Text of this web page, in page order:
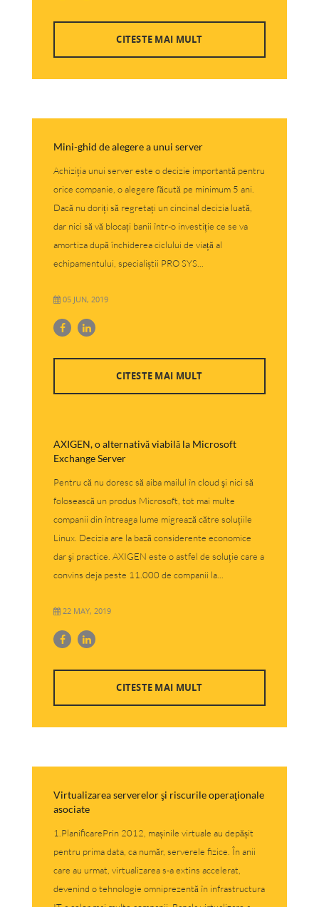
CITESTE MAI MULT
Mini-ghid de alegere a unui server
Achiziția unui server este o decizie importantă pentru
orice companie, o alegere făcută pe minimum 5 ani.
Dacă nu doriți să regretați un cincinal decizia luată,
dar nici să vă blocați banii într-o investiție ce se va
amortiza după închiderea ciclului de viață al
echipamentului, specialiștii PRO SYS...
05 JUN, 2019
CITESTE MAI MULT
AXIGEN, o alternativă viabilă la Microsoft
Exchange Server
Pentru că nu doresc să aiba mailul în cloud şi nici să
folosească un produs Microsoft, tot mai multe
companii din întreaga lume migrează către soluțiile
Linux. Decizia are la bază considerente economice
dar şi practice. AXIGEN este o astfel de soluție care a
convins deja peste 11.000 de companii la...
22 MAY, 2019
CITESTE MAI MULT
Virtualizarea serverelor şi riscurile operaţionale
asociate
1.PlanificarePrin 2012, mașinile virtuale au depășit
pentru prima data, ca număr, serverele fizice. În anii
care au urmat, virtualizarea s-a extins accelerat,
devenind o tehnologie omniprezentă în infrastructura